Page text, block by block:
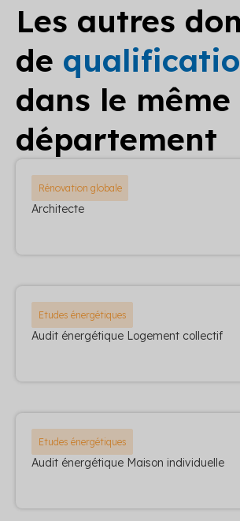
Les autres
de
dans le même
département
Rénovation globale
Architecte
Etudes énergétiques
Audit énergétique Logement collectif
Etudes énergétiques
Audit énergétique Maison individuelle